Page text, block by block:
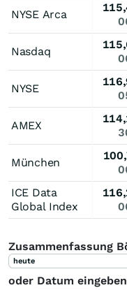
NYSE Arca
Nasdaq
NYSE
AMEX
München
ICE Data
Global Index
Zusammenfassung
heute
oder Datum